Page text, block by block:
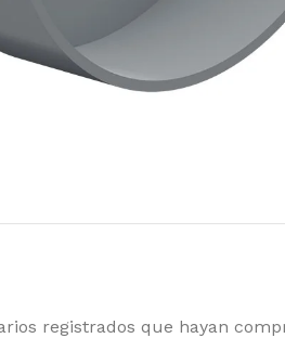
registrados que hayan